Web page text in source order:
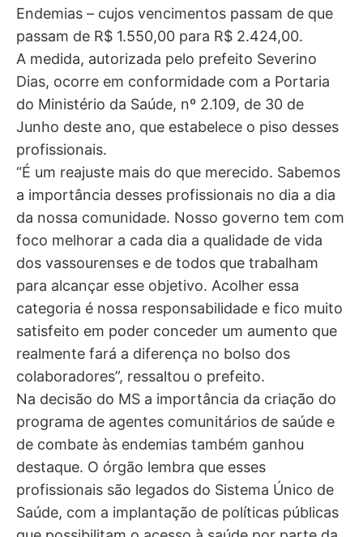
Endemias – cujos vencimentos passam de que
passam de R$ 1.550,00 para R$ 2.424,00.
A medida, autorizada pelo prefeito Severino
Dias, ocorre em conformidade com a Portaria
do Ministério da Saúde, nº 2.109, de 30 de
Junho deste ano, que estabelece o piso desses
profissionais.
“É um reajuste mais do que merecido. Sabemos
a importância desses profissionais no dia a dia
da nossa comunidade. Nosso governo tem com
foco melhorar a cada dia a qualidade de vida
dos vassourenses e de todos que trabalham
para alcançar esse objetivo. Acolher essa
categoria é nossa responsabilidade e fico muito
satisfeito em poder conceder um aumento que
realmente fará a diferença no bolso dos
colaboradores”, ressaltou o prefeito.
Na decisão do MS a importância da criação do
programa de agentes comunitários de saúde e
de combate às endemias também ganhou
destaque. O órgão lembra que esses
profissionais são legados do Sistema Único de
Saúde, com a implantação de políticas públicas